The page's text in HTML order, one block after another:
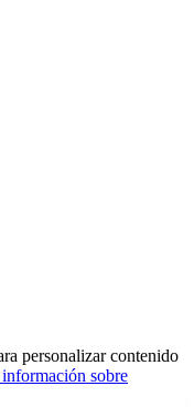
personalizar contenido
sobre